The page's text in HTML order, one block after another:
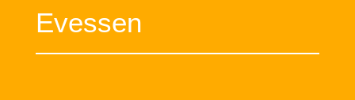
Evessen